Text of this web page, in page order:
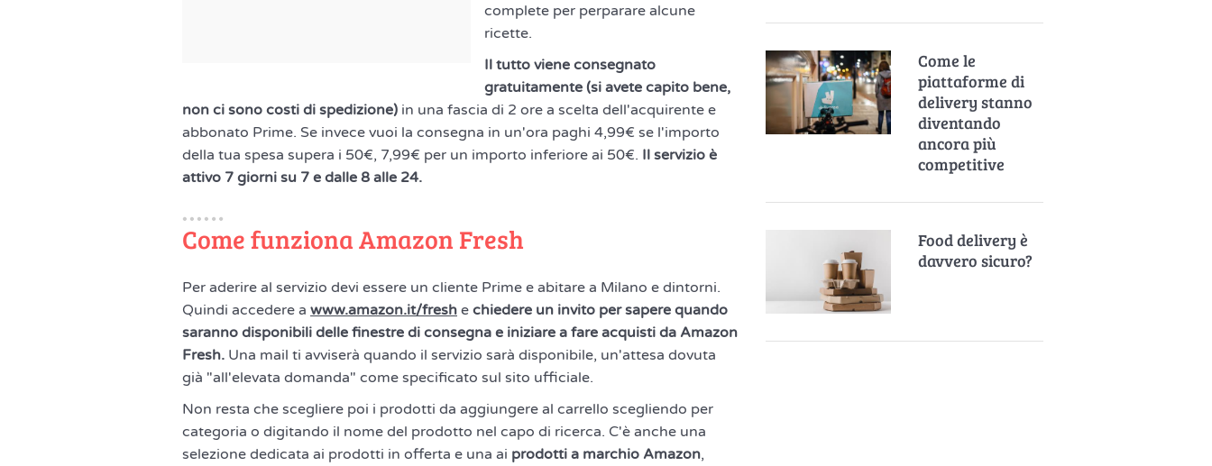
complete per perparare alcune
ricette.
Il tutto viene consegnato
gratuitamente (si avete capito bene,
non ci sono costi di spedizione) in una fascia di 2 ore a scelta dell'acquirente e
abbonato Prime. Se invece vuoi la consegna in un'ora paghi 4,99€ se l'importo
della tua spesa supera i 50€, 7,99€ per un importo inferiore ai 50€. Il servizio è
attivo 7 giorni su 7 e dalle 8 alle 24.
Come funziona Amazon Fresh
Per aderire al servizio devi essere un cliente Prime e abitare a Milano e dintorni.
Quindi accedere a www.amazon.it/fresh e chiedere un invito per sapere quando
saranno disponibili delle finestre di consegna e iniziare a fare acquisti da Amazon
Fresh. Una mail ti avviserà quando il servizio sarà disponibile, un'attesa dovuta
già "all'elevata domanda" come specificato sul sito ufficiale.
Non resta che scegliere poi i prodotti da aggiungere al carrello scegliendo per
categoria o digitando il nome del prodotto nel capo di ricerca. C'è anche una
selezione dedicata ai prodotti in offerta e una ai prodotti a marchio Amazon,
Come le
piattaforme di
delivery stanno
diventando
ancora più
competitive
Food delivery è
davvero sicuro?